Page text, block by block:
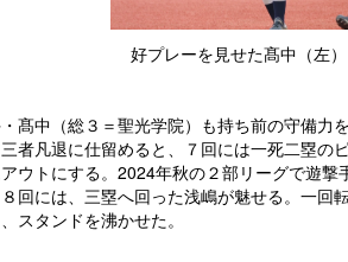
好プレーを見せた髙中（左）
髙中（総３＝聖光学院）も持ち前の守備力
者凡退に仕留めると、７回には一死二塁の
ウトにする。2024年秋の２部リーグで遊
回には、三塁へ回った浅嶋が魅せる。一回
スタンドを沸かせた。